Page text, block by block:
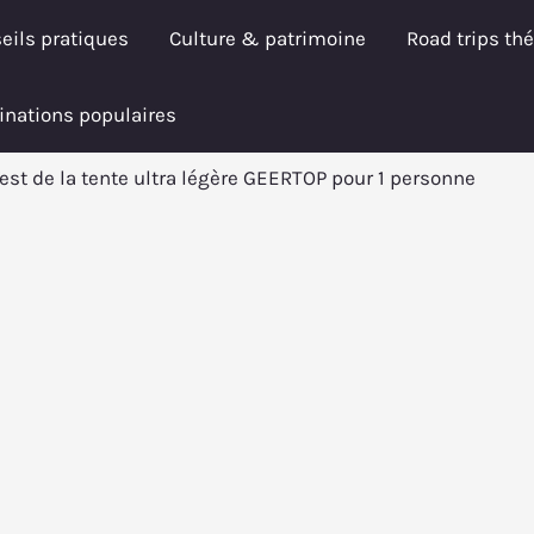
pratiques Culture & patrimoine Road trips
populaires
de la tente ultra légère GEERTOP pour 1 personne